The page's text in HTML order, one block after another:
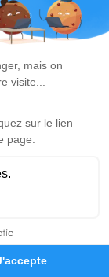
est
hommage